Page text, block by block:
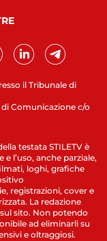
il Tribunale di
Comunicazione c/o
testata STILETV è
l’uso, anche parziale,
loghi, grafiche
registrazioni, cover e
La redazione
sito. Non potendo
ad eliminarli su
e oltraggiosi.